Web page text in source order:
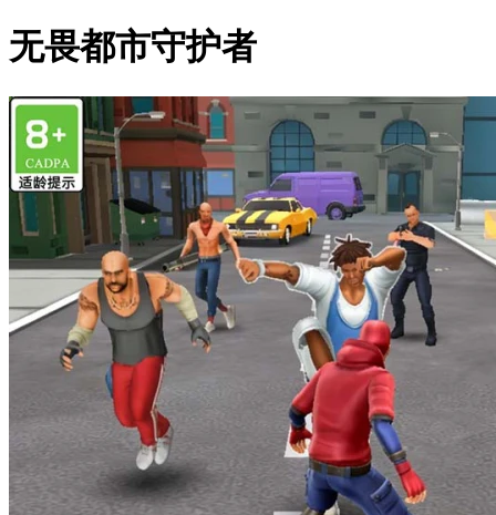
无畏都市守护者